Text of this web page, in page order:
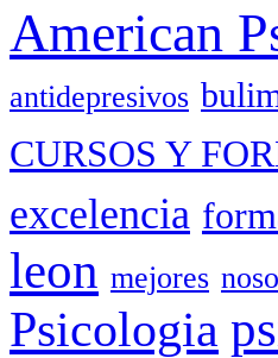
American
antidepresivos
CURSOS Y
excelencia
leon mejores
Psicologia